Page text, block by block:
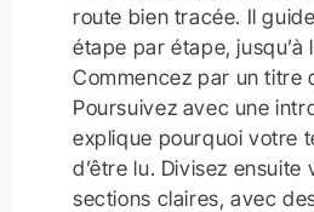
route bien tracée. Il
étape par étape, jusqu’à
Commencez par un titre
Poursuivez avec une
explique pourquoi votre
d’être lu. Divisez
sections claires, avec